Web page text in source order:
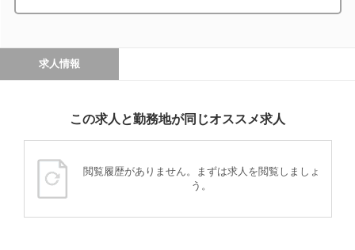
求人情報
この求人と勤務地が同じオススメ求人
閲覧履歴がありません。まずは求人を閲覧しましょ
う。